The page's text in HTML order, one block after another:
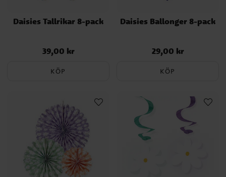
Daisies Tallrikar 8-pack
Pris:39,00 kr
39,00 kr
KÖP
Daisies Ballonger 8-pack
Pris:29,00 kr
29,00 kr
KÖP